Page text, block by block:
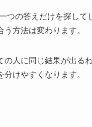
つの答えだけを探し
方法は変わります。
人に同じ結果が出る
けやすくなります。